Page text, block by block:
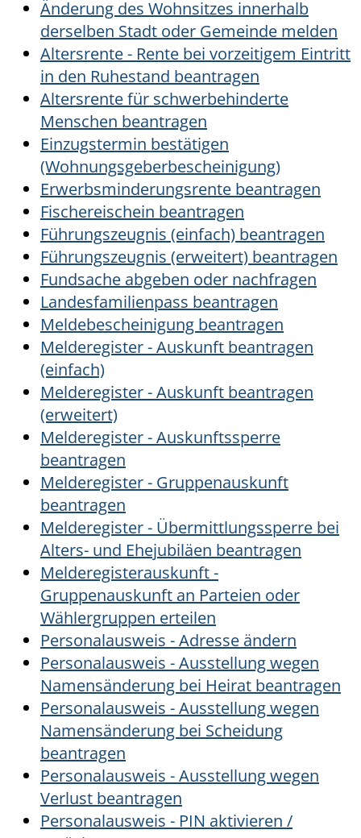
Änderung des Wohnsitzes innerhalb
derselben Stadt oder Gemeinde melden
Altersrente - Rente bei vorzeitigem Eintritt
in den Ruhestand beantragen
Altersrente für schwerbehinderte
Menschen beantragen
Einzugstermin bestätigen
(Wohnungsgeberbescheinigung)
Erwerbsminderungsrente beantragen
Fischereischein beantragen
Führungszeugnis (einfach) beantragen
Führungszeugnis (erweitert) beantragen
Fundsache abgeben oder nachfragen
Landesfamilienpass beantragen
Meldebescheinigung beantragen
Melderegister - Auskunft beantragen
(einfach)
Melderegister - Auskunft beantragen
(erweitert)
Melderegister - Auskunftssperre
beantragen
Melderegister - Gruppenauskunft
beantragen
Melderegister - Übermittlungssperre bei
Alters- und Ehejubiläen beantragen
Melderegisterauskunft -
Gruppenauskunft an Parteien oder
Wählergruppen erteilen
Personalausweis - Adresse ändern
Personalausweis - Ausstellung wegen
Namensänderung bei Heirat beantragen
Personalausweis - Ausstellung wegen
Namensänderung bei Scheidung
beantragen
Personalausweis - Ausstellung wegen
Verlust beantragen
Personalausweis - PIN aktivieren /